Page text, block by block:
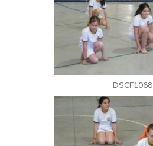
DSCF1068